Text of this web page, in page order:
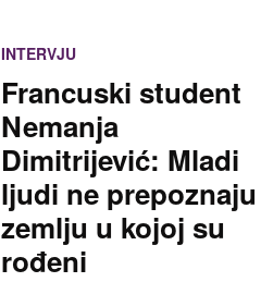
INTERVJU
Francuski student
Nemanja
Dimitrijević: Mladi
ljudi ne prepoznaju
zemlju u kojoj su
rođeni